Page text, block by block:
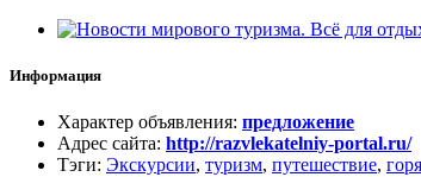
Информация
Характер объявления: предложение
Адрес сайта: http://razvlekatelniy-portal.ru/
Тэги: Экскурсии, туризм, путешествие,